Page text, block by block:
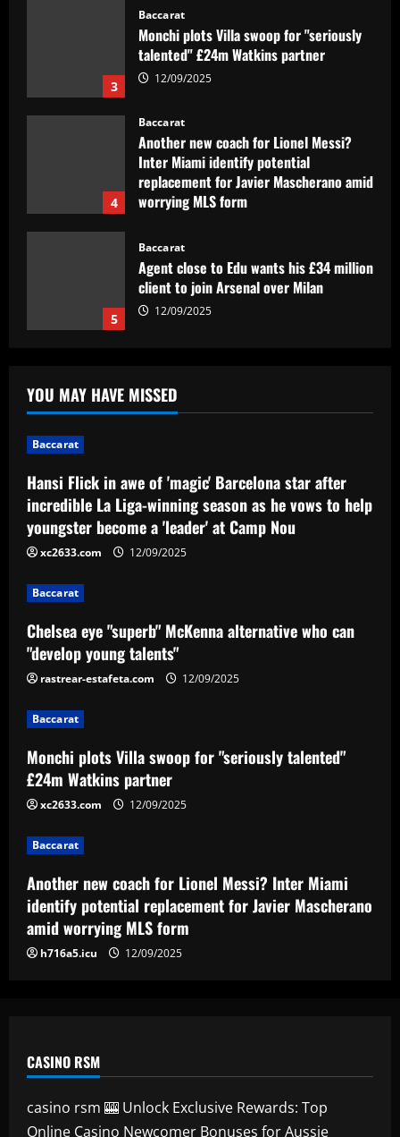
3
Baccarat
Monchi plots Villa swoop for "seriously
talented" £24m Watkins partner
12/09/2025
4
Baccarat
Another new coach for Lionel Messi?
Inter Miami identify potential
replacement for Javier Mascherano amid
worrying MLS form
5
Baccarat
Agent close to Edu wants his £34 million
client to join Arsenal over Milan
12/09/2025
star after incredible La Liga-winning
season as he vows to help youngster
2
Chelsea eye "superb" McKenna
alternative who can "develop young
talents"
12/09/2025
3
talented" £24m Watkins partner
12/09/2025
4
replacement for Javier Mascherano amid
worrying MLS form
12/09/2025
5 12/09/2025
YOU MAY HAVE MISSED
Baccarat
Hansi Flick in awe of 'magic' Barcelona star after
incredible La Liga-winning season as he vows to help
youngster become a 'leader' at Camp Nou
xc2633.com 12/09/2025
Baccarat
Chelsea eye "superb" McKenna alternative who can
"develop young talents"
rastrear-estafeta.com 12/09/2025
Baccarat
Monchi plots Villa swoop for "seriously talented"
£24m Watkins partner
xc2633.com 12/09/2025
Baccarat
Another new coach for Lionel Messi? Inter Miami
identify potential replacement for Javier Mascherano
amid worrying MLS form
h716a5.icu 12/09/2025
CASINO RSM
casino rsm 🎰 Unlock Exclusive Rewards: Top
Online Casino Newcomer Bonuses for Aussie